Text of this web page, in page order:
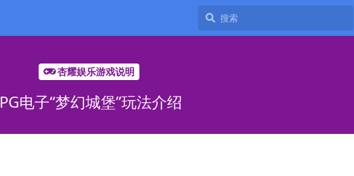
杏耀娱乐游戏说明
PG电子“梦幻城堡”玩法介绍